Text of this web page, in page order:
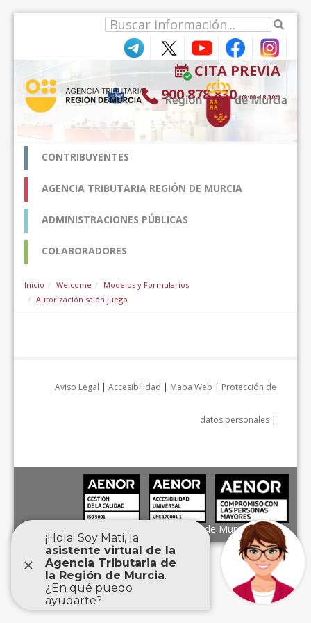
CITA PREVIA
900 878 830 (9:00-18:30*)
CONTRIBUYENTES
AGENCIA TRIBUTARIA REGIÓN DE MURCIA
ADMINISTRACIONES PÚBLICAS
COLABORADORES
Inicio Welcome
Modelos y Formularios
Autorización salón juego
Aviso Legal | Accesibilidad | Mapa Web | Protección de
datos personales |
Agencia Tributaria de la Región de Murcia